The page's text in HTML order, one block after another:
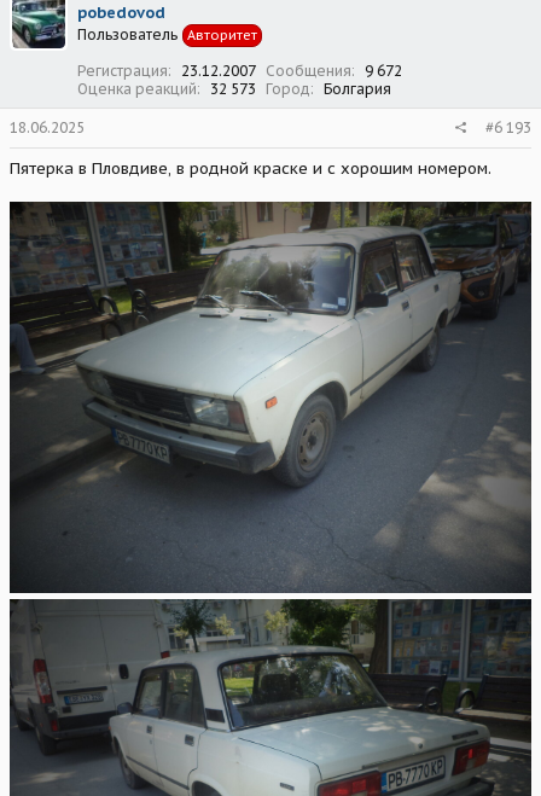
и
и
pobedovod
Пользователь Авторитет
Регистрация 23.12.2007 Сообщения
9 672
Оценка реакций
32 573 Город Болгария
18.06.2025 #6 193
Пятерка в Пловдиве, в родной краске и с хорошим номером.